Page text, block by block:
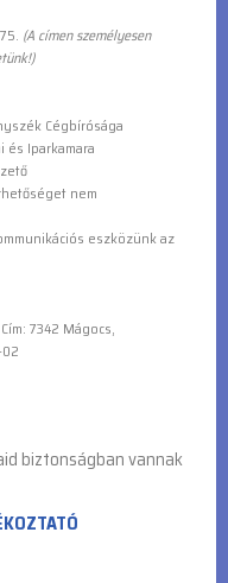
Cégbírósága
Iparkamara
nem
eszközünk az
7342 Mágocs,